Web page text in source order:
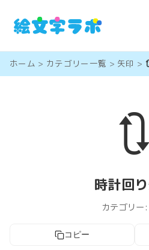
ホーム > カテゴリー一覧 > 矢印 >
🔃
時計回
カテゴリー:
コピー